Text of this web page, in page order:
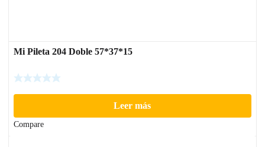
Mi Pileta 204 Doble 57*37*15
Leer más
Compare